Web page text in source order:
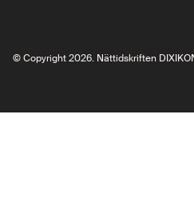
© Copyright 2026. Nättidskriften